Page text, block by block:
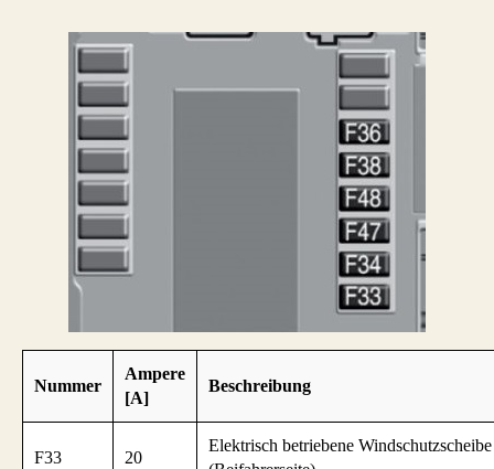
Nummer
Ampere
[A]
Beschreibung
F33 20
Elektrisch betriebene Windschutzscheibe